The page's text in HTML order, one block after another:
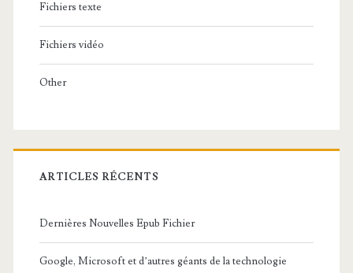
Fichiers texte
Fichiers vidéo
Other
ARTICLES RÉCENTS
Dernières Nouvelles Epub Fichier
Google, Microsoft et d’autres géants de la technologie